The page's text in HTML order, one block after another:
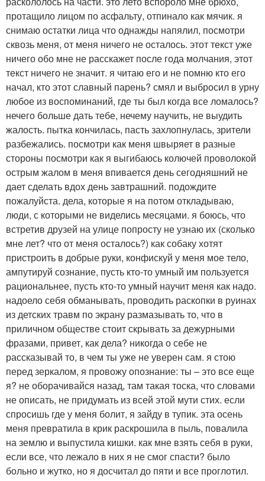
протащило лицом по асфальту, отпинало как мячик. я
снимаю остатки лица что однажды напялил, посмотри
сквозь меня, от меня ничего не осталось. этот текст уже
ничего обо мне не расскажет после года молчания, этот
текст ничего не значит. я читаю его и не помню кто его
начал, кто этот славный парень? смял и выбросил в урну
любое из воспоминаний, где ты был когда все ломалось?
нечего больше дать тебе, нечему научить, не выудить
жалость. пытка кончилась, пасть захлопнулась, зрители
разбежались. посмотри как меня швыряет в разные
стороны посмотри как я выгибаюсь колючей проволокой
острым жалом в меня впивается день сегодняшний не
дает сделать вдох день завтрашний. подождите
пожалуйста. дела, которые я на потом откладываю,
люди, с которыми не виделись месяцами. я боюсь, что
встретив друзей на улице попросту не узнаю их (сколько
мне лет? что от меня осталось?) как собаку хотят
пристроить в добрые руки, конфискуй у меня мое тело,
ампутируй сознание, пусть кто-то умный им пользуется
рациональнее, пусть кто-то умный научит меня как надо.
надоело себя обманывать, проводить раскопки в руинах
из детских травм по экрану размазывать то, что в
приличном обществе стоит скрывать за дежурными
фразами, привет, как дела? никогда о себе не
рассказывай то, в чем ты уже не уверен сам. я стою
перед зеркалом, я провожу опознание: ты – это все еще
я? не оборачивайся назад, там такая тоска, что словами
не описать, не придумать из всей этой мути стих. если
спросишь где у меня болит, я зайду в тупик. эта осень
меня превратила в крик раскрошила в пыль, повалила
на землю и выпустила кишки. как мне взять себя в руки,
если все, что лежало в них я не смог спасти? было
больно и жутко, но я досчитал до пяти и все проглотил.